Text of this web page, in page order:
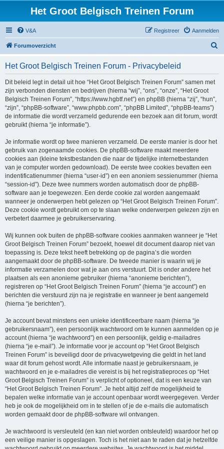
Het Groot Belgisch Treinen Forum
V&A Aanmelden
Registreer
Forumoverzicht
Het Groot Belgisch Treinen Forum - Privacybeleid
Dit beleid legt in detail uit hoe “Het Groot Belgisch Treinen Forum” samen met
zijn verbonden diensten en bedrijven (hierna “wij”, “ons”, “onze”, “Het Groot
Belgisch Treinen Forum”, “https://www.hgbtf.net”) en phpBB (hierna “zij”, “hun”,
“zijn”, “phpBB-software”, “www.phpbb.com”, “phpBB Limited”, “phpBB-teams”)
de informatie die wordt verzameld gedurende een bezoek aan dit forum, wordt
gebruikt (hierna “je informatie”).
Je informatie wordt op twee manieren verzameld. De eerste manier is door het
gebruik van zogenaamde cookies. De phpBB-software maakt meerdere
cookies aan (kleine tekstbestanden die naar de tijdelijke internetbestanden
van je computer worden gedownload). De eerste twee cookies bevatten een
indentificatienummer (hierna “user-id”) en een anoniem sessienummer (hierna
“session-id”). Deze twee nummers worden automatisch door de phpBB-
software aan je toegewezen. Een derde cookie zal worden aangemaakt
wanneer je onderwerpen hebt gelezen op “Het Groot Belgisch Treinen Forum”.
Deze cookie wordt gebruikt om op te slaan welke onderwerpen gelezen zijn en
verbetert daarmee je gebruikerservaring.
Wij kunnen ook buiten de phpBB-software cookies aanmaken wanneer je “Het
Groot Belgisch Treinen Forum” bezoekt, hoewel dit document daarop niet van
toepassing is. Deze tekst heeft betrekking op de pagina’s die worden
aangemaakt door de phpBB-software. De tweede manier is waarin wij je
informatie verzamelen door wat je aan ons verstuurt. Dit is onder andere het
plaatsen als een anonieme gebruiker (hierna “anonieme berichten”),
registreren op “Het Groot Belgisch Treinen Forum” (hierna “je account”) en
berichten die verstuurd zijn na je registratie en wanneer je bent aangemeld
(hierna “je berichten”).
Je account bevat minstens een unieke identificeerbare naam (hierna “je
gebruikersnaam”), een persoonlijk wachtwoord om te kunnen aanmelden op je
account (hierna “je wachtwoord”) en een persoonlijk, geldig e-mailadres
(hierna “je e-mail”). Je informatie voor je account op “Het Groot Belgisch
Treinen Forum” is beveiligd door de privacywetgeving die geldt in het land
waar dit forum gehost wordt. Alle informatie naast je gebruikersnaam, je
wachtwoord en je e-mailadres die vereist is bij het registratieproces op “Het
Groot Belgisch Treinen Forum” is verplicht of optioneel, dat is een keuze van
“Het Groot Belgisch Treinen Forum”. Je hebt altijd zelf de mogelijkheid te
bepalen welke informatie van je account openbaar wordt weergegeven. Verder
heb je ook de mogelijkheid om in te stellen of je de e-mails die automatisch
worden gemaakt door de phpBB-software wil ontvangen.
Je wachtwoord is versleuteld (en kan niet worden ontsleuteld) waardoor het op
een veilige manier is opgeslagen. Toch is het niet aan te raden dat je hetzelfde